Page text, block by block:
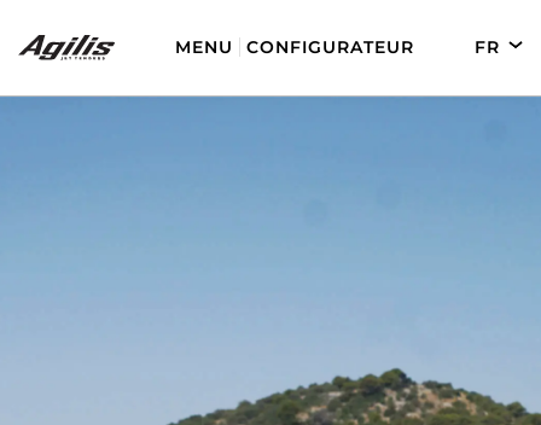
MENU CONFIGURATEUR
FR